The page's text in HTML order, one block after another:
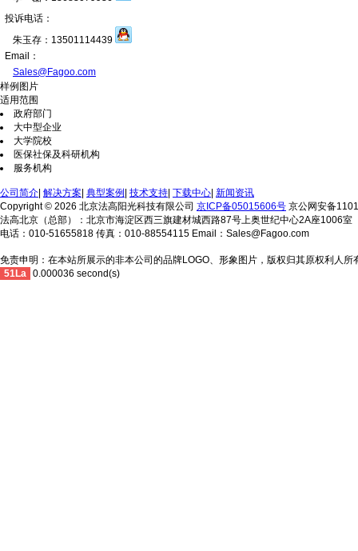
投诉电话：
朱玉存：13501114439
Email：
Sales@Fagoo.com
样例图片
适用范围
政府部门
大中型企业
大学院校
医保社保及科研机构
服务机构
公司简介 解决方案 典型案例 技术支持 下载中心 新闻资讯
Copyright © 2026 北京法高阳光科技有限公司 京ICP备05015606号 京公网安备
法高北京（总部）：北京市海淀区西三旗建材城西路87号上奥世纪中心2A座1006室
电话：010-51655818 传真：010-88554115 Email：Sales@Fagoo.com
免责申明：在本站所展示的非本公司的品牌LOGO、形象图片，版权归其原权利人所
51La 0.000036 second(s)